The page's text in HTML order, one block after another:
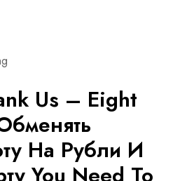
Us – Eight
На Рубли И
You Need To